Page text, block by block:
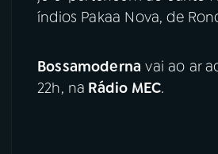
índios Pakaa Nova, de
Bossamoderna vai ao ar
22h, na Rádio MEC.